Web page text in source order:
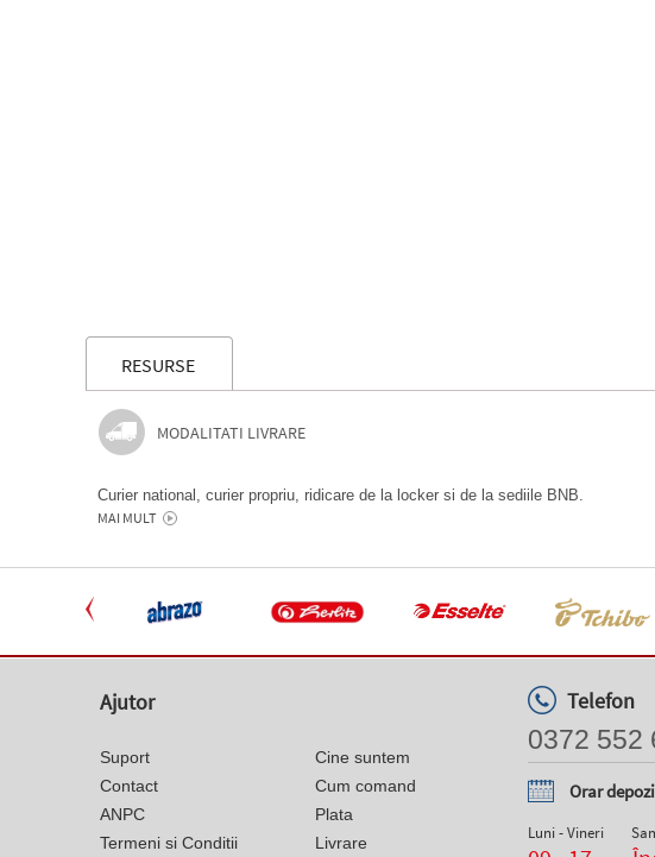
RESURSE
MODALITATI LIVRARE
Curier national, curier propriu, ridicare de la locker si de la sediile BNB.
MAI MULT
Ajutor
Suport
Contact
ANPC
Termeni si Conditii
Cine suntem
Cum comand
Plata
Livrare
Telefon
0372 552
Orar
Luni - Vineri